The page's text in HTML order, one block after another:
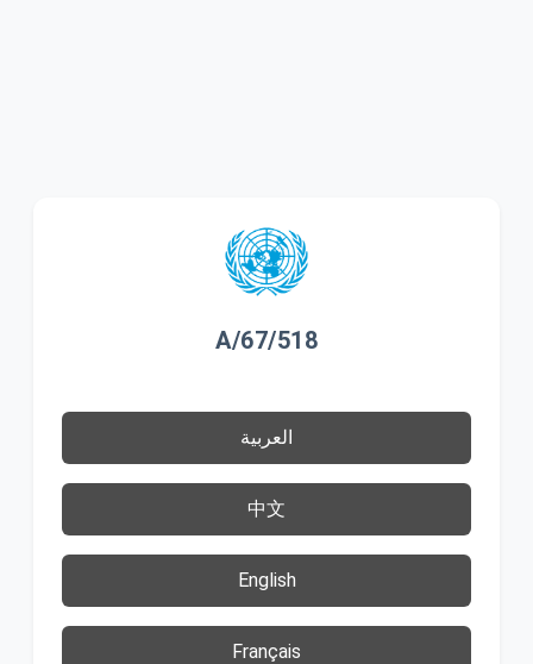
A/67/518
العربية
中文
English
Français